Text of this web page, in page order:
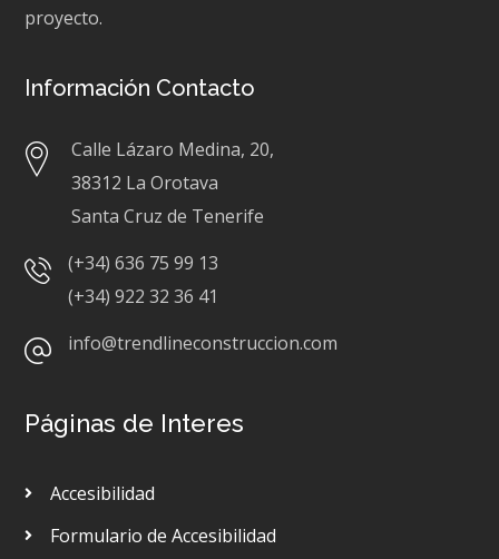
proyecto.
Información Contacto
Calle Lázaro Medina, 20,
38312 La Orotava
Santa Cruz de Tenerife
(+34) 636 75 99 13
(+34) 922 32 36 41
info@trendlineconstruccion.com
Páginas de Interes
Accesibilidad
Formulario de Accesibilidad